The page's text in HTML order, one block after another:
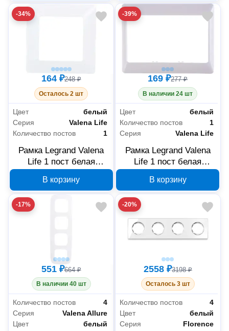
-34%
164 ₽248 ₽
Осталось 2 шт
Цвет
белый
Серия
Valena Life
Количество постов
1
Рамка Legrand Valena
Life 1 пост белая
В корзину
-39%
169 ₽277 ₽
В наличии 24 шт
Цвет
белый
Количество постов
1
Серия
Valena Life
Рамка Legrand Valena
Life 1 пост белая
В корзину
-17%
551 ₽664 ₽
В наличии 40 шт
Количество постов
4
Серия
Valena Allure
Цвет
белый
-20%
2558 ₽3198 ₽
Осталось 3 шт
Количество постов
4
Цвет
белый
Серия
Florence